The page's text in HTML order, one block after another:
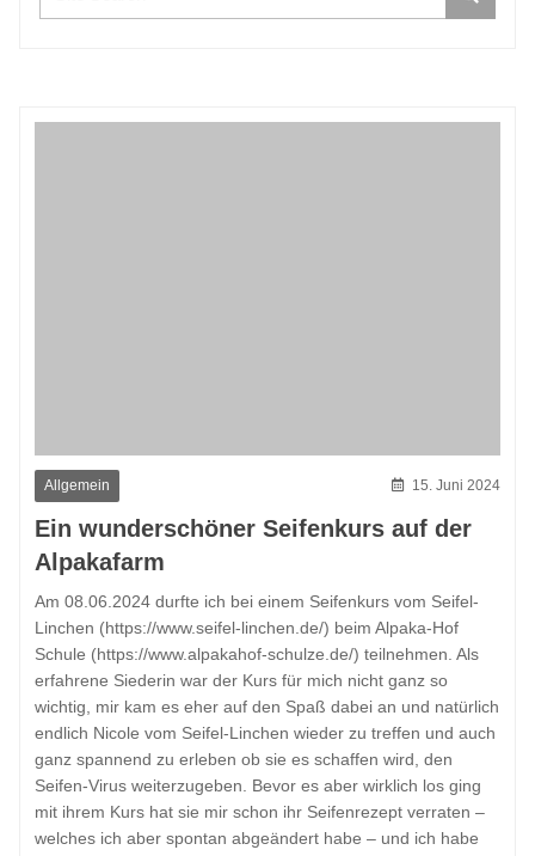
Allgemein 15. Juni 2024
Ein wunderschöner Seifenkurs auf der
Alpakafarm
Am 08.06.2024 durfte ich bei einem Seifenkurs vom Seifel-
Linchen (https://www.seifel-linchen.de/) beim Alpaka-Hof
Schule (https://www.alpakahof-schulze.de/) teilnehmen. Als
erfahrene Siederin war der Kurs für mich nicht ganz so
wichtig, mir kam es eher auf den Spaß dabei an und natürlich
endlich Nicole vom Seifel-Linchen wieder zu treffen und auch
ganz spannend zu erleben ob sie es schaffen wird, den
Seifen-Virus weiterzugeben. Bevor es aber wirklich los ging
mit ihrem Kurs hat sie mir schon ihr Seifenrezept verraten –
welches ich aber spontan abgeändert habe – und ich habe